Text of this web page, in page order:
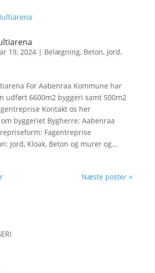
19, 2024| Belægning, Beton, Jord,
For Aabenraa Kommune har
udført 6600m2 byggeri samt 500m2
Kontakt os her
byggeriet Bygherre: Aabenraa
Fagentreprise
Jord, Kloak, Beton og murer og...
Næste poster »